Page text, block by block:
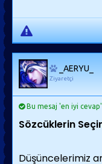
_AERYU_
Ziyaretçi
Bu mesaj 'en iyi
Sözcüklerin
Düşüncelerimiz